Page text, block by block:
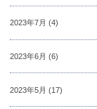
2023年7月 (4)
2023年6月 (6)
2023年5月 (17)